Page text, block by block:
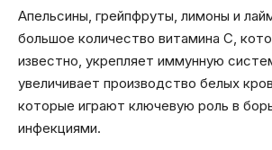
Апельсины, грейпфруты, лимоны и
большое количество витамина С,
известно, укрепляет иммунную
увеличивает производство белых
которые играют ключевую роль в
инфекциями.